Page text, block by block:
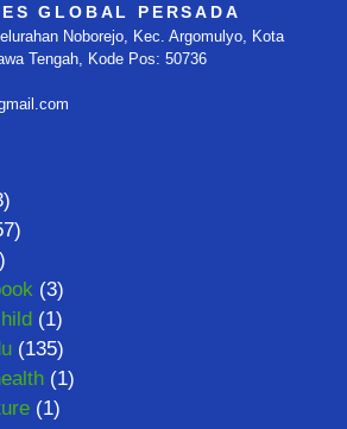
GLOBAL PERSADA
Noborejo, Kec. Argomulyo, Kota
Tengah, Kode Pos: 50736
(3)
(1)
(135)
(1)
(1)